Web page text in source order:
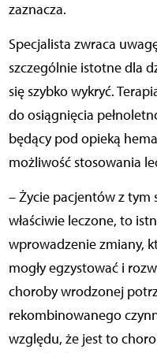
zaznacza.
Specjalista zwraca
szczególnie istotne dla
się szybko wykryć.
do osiągnięcia
będący pod opieką
możliwość stosowania
– Życie pacjentów z tym
właściwie leczone, to
wprowadzenie zmiany,
mogły egzystować i
choroby wrodzonej
rekombinowanego
względu, że jest to